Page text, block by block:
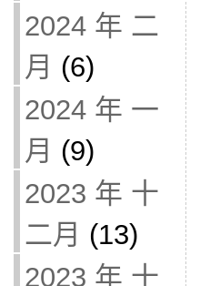
2024 年 二
月 (6)
2024 年 一
月 (9)
2023 年 十
二月 (13)
2023 年 十